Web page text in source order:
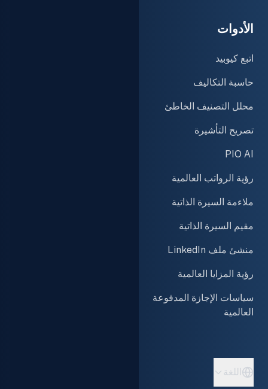
الأدوات
اتبع كيوبيد
حاسبة التكاليف
محلل التصنيف الخاطئ
تصريح التأشيرة
PIO AI
رؤية الرواتب العالمية
ملاءمة السيرة الذاتية
مقيم السيرة الذاتية
منشئ ملف LinkedIn
رؤية المزايا العالمية
سياسات الإجازة المدفوعة
العالمية
اللغة